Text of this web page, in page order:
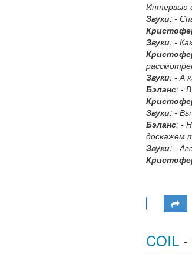
Интервью
Звуки: -
Звуки: -
Звуки: - А
Бэланс: -
Звуки: - Вы
Бэланс: -
доскажем
Звуки: -
COIL